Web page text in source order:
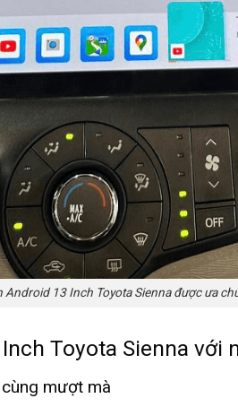
Android 13 Inch Toyota Sienna được ưa
Toyota Sienna với
mượt mà